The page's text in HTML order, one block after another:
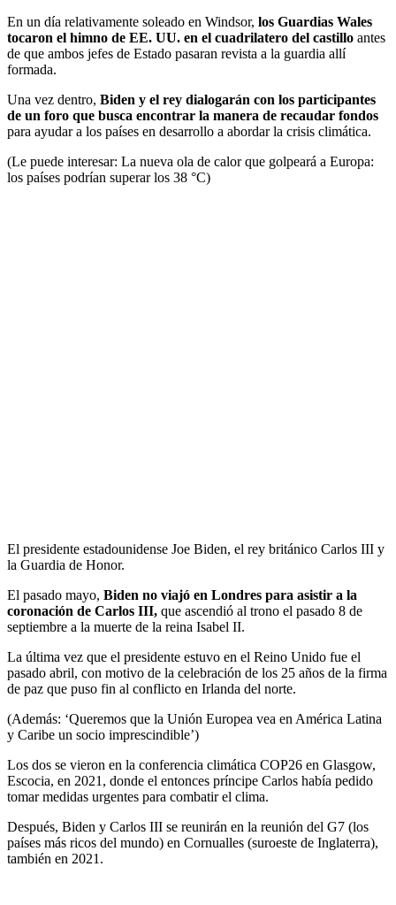
En un día relativamente soleado en Windsor, los Guardias Wales
tocaron el himno de EE. UU. en el cuadrilatero del castillo antes
de que ambos jefes de Estado pasaran revista a la guardia allí
formada.
Una vez dentro, Biden y el rey dialogarán con los participantes
de un foro que busca encontrar la manera de recaudar fondos
para ayudar a los países en desarrollo a abordar la crisis climática.
(Le puede interesar: La nueva ola de calor que golpeará a Europa:
los países podrían superar los 38 °C)
El presidente estadounidense Joe Biden, el rey británico Carlos III y
la Guardia de Honor.
El pasado mayo, Biden no viajó en Londres para asistir a la
coronación de Carlos III, que ascendió al trono el pasado 8 de
septiembre a la muerte de la reina Isabel II.
La última vez que el presidente estuvo en el Reino Unido fue el
pasado abril, con motivo de la celebración de los 25 años de la firma
de paz que puso fin al conflicto en Irlanda del norte.
(Además: ‘Queremos que la Unión Europea vea en América Latina
y Caribe un socio imprescindible’)
Los dos se vieron en la conferencia climática COP26 en Glasgow,
Escocia, en 2021, donde el entonces príncipe Carlos había pedido
tomar medidas urgentes para combatir el clima.
Después, Biden y Carlos III se reunirán en la reunión del G7 (los
países más ricos del mundo) en Cornualles (suroeste de Inglaterra),
también en 2021.